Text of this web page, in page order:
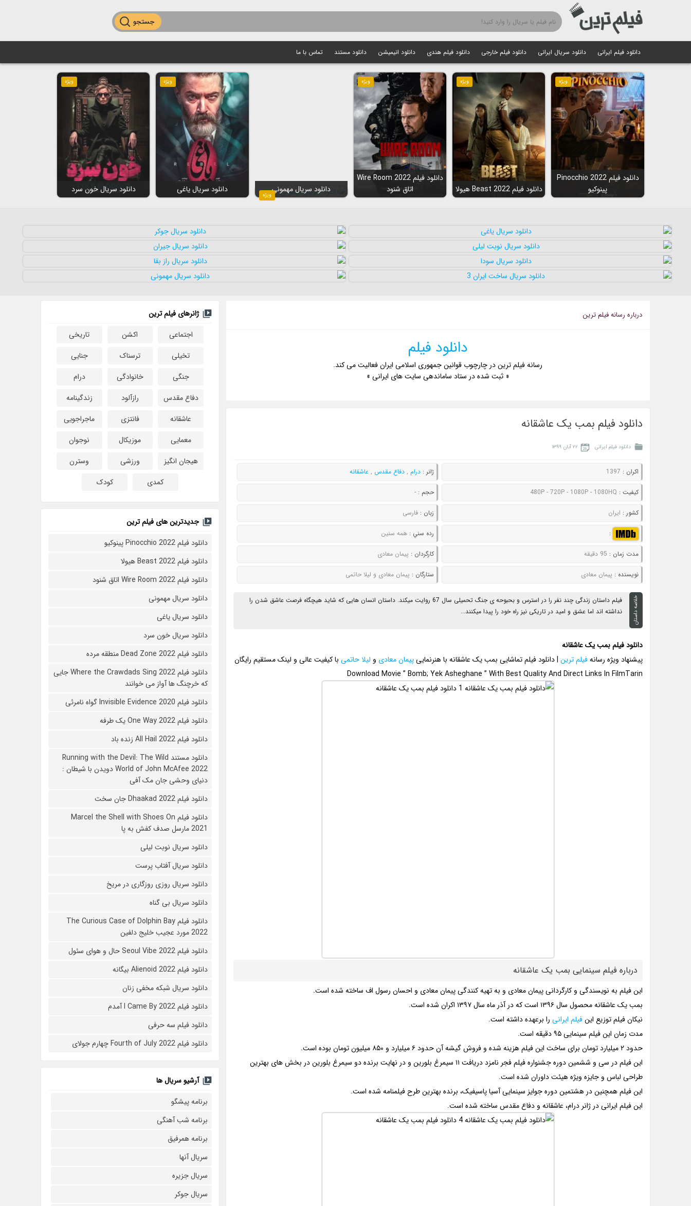
جستجو
دانلود فیلم ایرانی دانلود سریال ایرانی دانلود فیلم خارجی دانلود فیلم هندی دانلود انیمیشن دانلود مستند تماس با ما
ویژه
دانلود فیلم Pinocchio 2022
پینوکیو
ویژه
دانلود فیلم Beast 2022 هیولا
ویژه
دانلود فیلم Wire Room 2022
اتاق شنود
ویژه
دانلود سریال مهمونی
ویژه
دانلود سریال یاغی
ویژه
دانلود سریال خون سرد
درباره رسانه فيلم ترين
دانلود فیلم
رسانه فیلم ترین در چارچوب قوانین جمهوری اسلامی ایران فعالیت می کند.
« ثبت شده در ستاد ساماندهی سایت های ایرانی »
دانلود فیلم بمب یک عاشقانه
دانلود فیلم ایرانی ۲۲ آبان ۱۳۹۹
اکران : 1397 ژانر :درام ,دفاع مقدس ,عاشقانه
کيفيت : 480P - 720P - 1080P - 1080HQ حجم :-
کشور : ایران زبان :فارسی
: رده سني :همه سنین
مدت زمان : 95 دقیقه کارگردان : پیمان معادی
نويسنده : پیمان معادی ستارگان : پیمان معادی و لیلا حاتمی
خلاصه داستان
فیلم داستان زندگی چند نفر را در استرس و بحبوحه ی جنگ تحمیلی سال 67 روایت میکند. داستان انسان هایی که شاید هیچگاه فرصت عاشق شدن را
نداشته اند اما عشق و امید در تاریکی نیز راه خود را پیدا میکنند...
دانلود فیلم بمب یک عاشقانه
پیشنهاد ویژه رسانهفیلم ترین | دانلود فیلم تماشایی بمب یک عاشقانه با هنرنماییپیمان معادی و لیلا حاتمی با کیفیت عالی و لینک مستقیم رایگان
Download Movie ” Bomb; Yek Asheghane ” With Best Quality And Direct Links In FilmTarin
درباره فیلم سینمایی بمب یک عاشقانه
این فیلم به نویسندگی و کارگردانی پیمان معادی و به تهیه کنندگی پیمان معادی و احسان رسول اف ساخته شده است.
بمب یک عاشقانه محصول سال ۱۳۹۶ است که در آذر ماه سال ۱۳۹۷ اکران شده است.
نیکان فیلم توزیع اینفیلم ایرانی را برعهده داشته است.
مدت زمان این فیلم سینمایی ۹۵ دقیقه است.
حدود ۲ میلیارد تومان برای ساخت این فیلم هزینه شده و فروش گیشه آن حدود ۶ میلیارد و ۸۵۰ میلیون تومان بوده است.
این فیلم در سی و ششمین دوره جشنواره فیلم فجر نامزد دریافت ۱۱ سیمرغ بلورین و در نهایت برنده دو سیمرغ بلورین در بخش های بهترین
طراحی لباس و جایزه ویژه هیئت داوران شده است.
این فیلم همچنین در هشتمین دوره جوایز سینمایی آسیا پاسیفیک، برنده بهترین طرح فیلمنامه شده است.
این فیلم ایرانی در ژانر درام، عاشقانه و دفاع مقدس ساخته شده است.
ژانرهای فیلم ترین
اجتماعی
اکشن
تاریخی
تخیلی
ترسناک
جنایی
جنگی
خانوادگی
درام
دفاع مقدس
رازآلود
زندگینامه
عاشقانه
فانتزی
ماجراجویی
معمایی
موزیکال
نوجوان
هیجان انگیز
ورزشی
وسترن
کمدی
کودک
جدیدترین های فیلم ترین
دانلود فیلم Pinocchio 2022 پینوکیو
دانلود فیلم Beast 2022 هیولا
دانلود فیلم Wire Room 2022 اتاق شنود
دانلود سریال مهمونی
دانلود سریال یاغی
دانلود سریال خون سرد
دانلود فیلم 2022 Dead Zone منطقه مرده
دانلود فیلم Where the Crawdads Sing 2022 جایی
که خرچنگ ها آواز می خوانند
دانلود فیلم 2020 Invisible Evidence گواه نامرئی
دانلود فیلم One Way 2022 یک طرفه
دانلود فیلم All Hail 2022 زنده باد
دانلود مستند Running with the Devil: The Wild
World of John McAfee 2022 دویدن با شیطان :
دنیای وحشی جان مک آفی
دانلود فیلم Dhaakad 2022 جان سخت
دانلود فیلم Marcel the Shell with Shoes On
2021 مارسل صدف کفش به پا
دانلود سریال نوبت لیلی
دانلود سریال آفتاب پرست
دانلود سریال روزی روزگاری در مریخ
دانلود سریال بی گناه
دانلود فیلم The Curious Case of Dolphin Bay
2022 مورد عجیب خلیج دلفین
دانلود فیلم Seoul Vibe 2022 حال و هوای سئول
دانلود فیلم Alienoid 2022 بیگانه
دانلود سریال شبکه مخفی زنان
دانلود فیلم I Came By 2022 آمدم
دانلود فیلم سه حرفی
دانلود فیلم Fourth of July 2022 چهارم جولای
آرشیو سریال ها
برنامه پیشگو
برنامه شب آهنگی
برنامه همرفیق
سریال آنها
سریال جزیره
سریال جوکر